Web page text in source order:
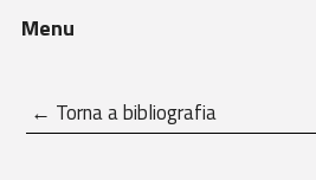
Menu
← Torna a bibliografia